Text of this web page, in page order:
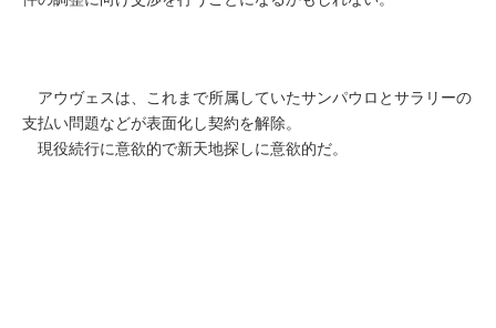
アウヴェスは、これまで所属していたサンパウロとサラリーの
支払い問題などが表面化し契約を解除。
現役続行に意欲的で新天地探しに意欲的だ。